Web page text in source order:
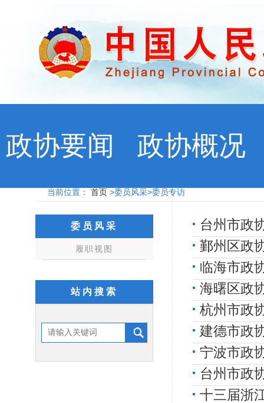
政协要闻 政协概况
当前位置： 首页 >委员风采>委员专访
委员风采
履职视图
站内搜索
台州市政
鄞州区政
临海市政
海曙区政
杭州市政
建德市政
宁波市政
台州市政
十三届浙